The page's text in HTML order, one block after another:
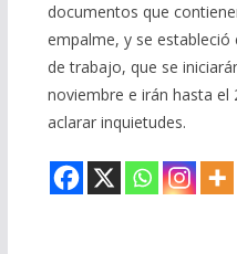
documentos que
empalme, y se
de trabajo, que se
noviembre e irán hasta el
aclarar inquietudes.